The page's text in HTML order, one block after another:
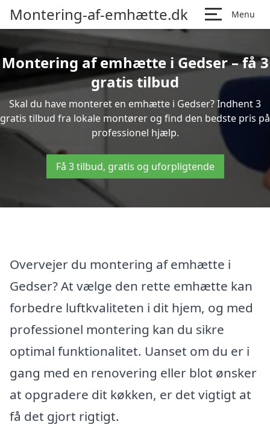
Montering-af-emhætte.dk Menu
Montering af emhætte i Gedser – få 3
gratis tilbud
Skal du have monteret en emhætte i Gedser? Indhent 3
gratis tilbud fra lokale montører og find den bedste pris på
professionel hjælp.
Få 3 tilbud, gratis og uforpligtende
Overvejer du montering af emhætte i
Gedser? At vælge den rette emhætte kan
forbedre luftkvaliteten i dit hjem, og med
professionel montering kan du sikre
optimal funktionalitet. Uanset om du er i
gang med en renovering eller blot ønsker
at opgradere dit køkken, er det vigtigt at
få det gjort rigtigt.